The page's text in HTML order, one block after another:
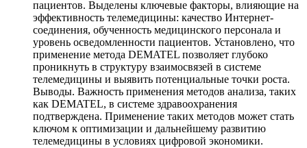
пациентов. Выделены ключевые факторы, влияющие на
эффективность телемедицины: качество Интернет-
соединения, обученность медицинского персонала и
уровень осведомленности пациентов. Установлено, что
применение метода DEMATEL позволяет глубоко
проникнуть в структуру взаимосвязей в системе
телемедицины и выявить потенциальные точки роста.
Выводы. Важность применения методов анализа, таких
как DEMATEL, в системе здравоохранения
подтверждена. Применение таких методов может стать
ключом к оптимизации и дальнейшему развитию
телемедицины в условиях цифровой экономики.